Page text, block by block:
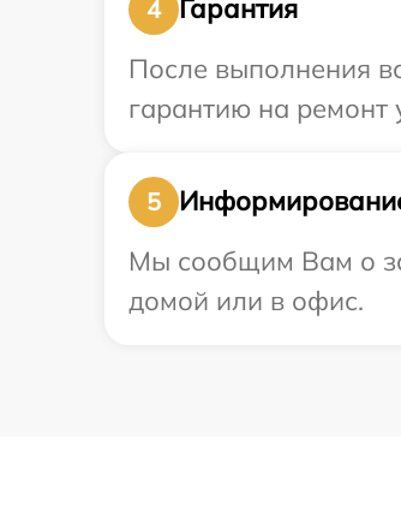
4
Гарантия
После выполнения
гарантию на ремонт
5
Мы сообщим Вам о
домой или в офис.